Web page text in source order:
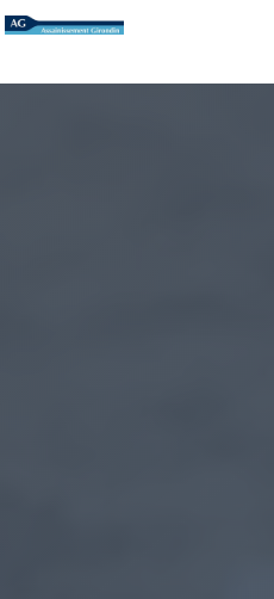
Panneau de gestion des cookies